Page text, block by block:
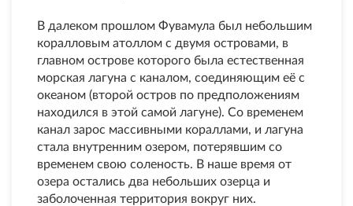
В далеком прошлом Фувамула был небольшим
коралловым атоллом с двумя островами, в
главном острове которого была естественная
морская лагуна с каналом, соединяющим её с
океаном (второй остров по предположениям
находился в этой самой лагуне). Со временем
канал зарос массивными кораллами, и лагуна
стала внутренним озером, потерявшим со
временем свою соленость. В наше время от
озера остались два небольших озерца и
заболоченная территория вокруг них.